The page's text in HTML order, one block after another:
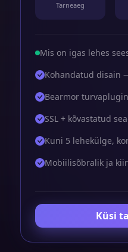
Tarneaeg
Mis on igas lehes
Kohandatud disain
Bearmor
SSL + kõvastatud
Kuni 5 lehekülge,
Mobiilisõbralik ja
Küsi